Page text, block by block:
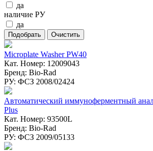
да
наличие РУ
да
Microplate Washer PW40
Кат. Номер: 12009043
Бренд: Bio-Rad
РУ: ФСЗ 2008/02424
Автоматический иммуноферментный
Plus
Кат. Номер: 93500L
Бренд: Bio-Rad
РУ: ФСЗ 2009/05133